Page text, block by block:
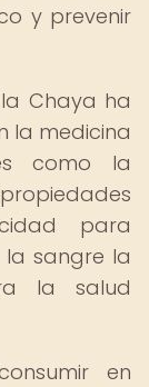
y prevenir
Chaya ha
la medicina
como la
para
la sangre la
la salud
en